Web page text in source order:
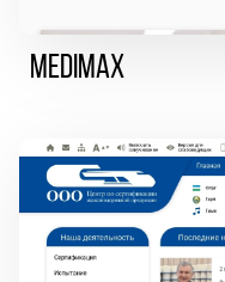
MEDIMAX